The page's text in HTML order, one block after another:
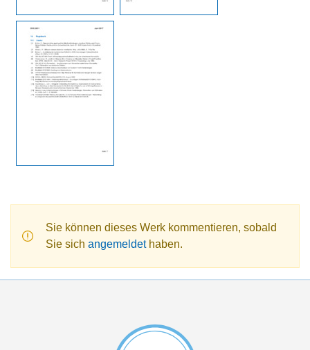
Sie können dieses Werk kommentieren, sobald
Sie sich angemeldethaben.